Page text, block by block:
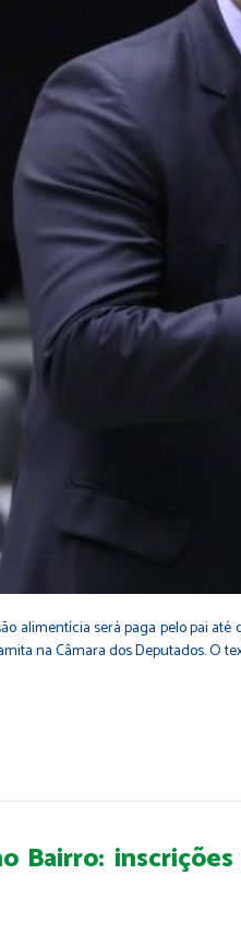
alimentícia será paga pelo pai
na Câmara dos Deputados. O
Bairro: